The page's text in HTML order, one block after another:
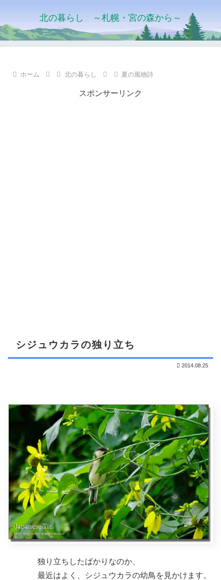
北の暮らし ～札幌・宮の森から～
ホーム 北の暮らし 夏の風物詩
スポンサーリンク
シジュウカラの独り立ち
2014.08.25
独り立ちしたばかりなのか、
最近はよく、シジュウカラの幼鳥を見かけます。